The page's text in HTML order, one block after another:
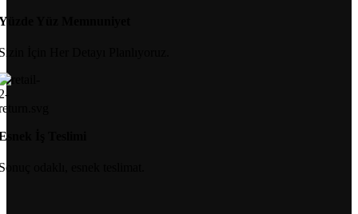
Yüz Memnuniyet
İçin Her Detayı Planlıyoruz.
İş Teslimi
odaklı, esnek teslimat.